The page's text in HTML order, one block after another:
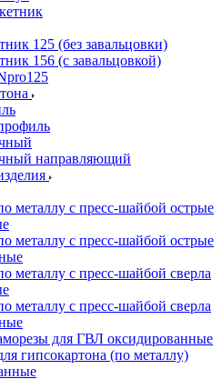
125 (без завальцовки)
156 (с завальцовкой)
направляющий
металлу с пресс-шайбой острые
металлу с пресс-шайбой острые
металлу с пресс-шайбой сверла
металлу с пресс-шайбой сверла
для ГВЛ оксидированные
гипсокартона (по металлу)